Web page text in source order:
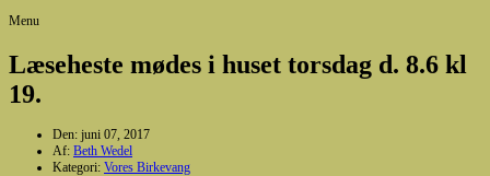
Menu
Læseheste mødes i huset torsdag d. 8.6 kl
19.
Den: juni 07, 2017
Af: Beth Wedel
Kategori: Vores Birkevang